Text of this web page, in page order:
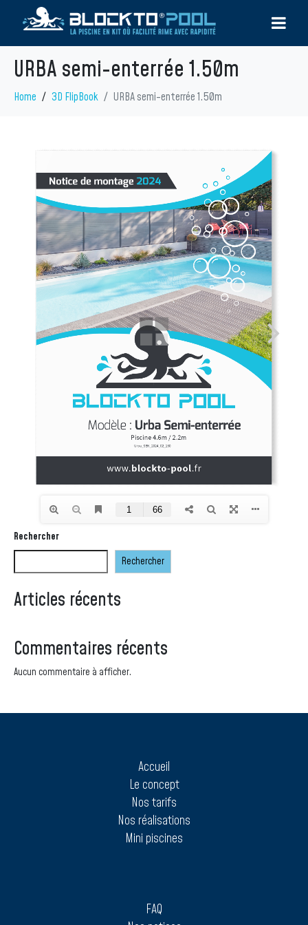
URBA semi-enterrée 1.50m
Home 3D FlipBook URBA semi-enterrée 1.50m
Rechercher
Rechercher
Articles récents
Commentaires récents
Aucun commentaire à afficher.
Accueil
Le concept
Nos tarifs
Nos réalisations
Mini piscines
FAQ